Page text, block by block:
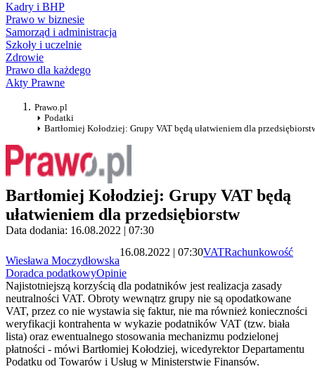
Kadry i BHP
Prawo w biznesie
Samorząd i administracja
Szkoły i uczelnie
Zdrowie
Prawo dla każdego
Akty Prawne
Prawo.pl
Podatki
Bartłomiej Kołodziej: Grupy VAT będą ułatwieniem dla
Bartłomiej Kołodziej: Grupy VAT będą
ułatwieniem dla przedsiębiorstw
Data dodania: 16.08.2022 | 07:30
Wiesława Moczydłowska
16.08.2022 | 07:30VATRachunkowość
Doradca podatkowyOpinie
Najistotniejszą korzyścią dla podatników jest realizacja zasady
neutralności VAT. Obroty wewnątrz grupy nie są opodatkowane
VAT, przez co nie wystawia się faktur, nie ma również konieczności
weryfikacji kontrahenta w wykazie podatników VAT (tzw. biała
lista) oraz ewentualnego stosowania mechanizmu podzielonej
płatności - mówi Bartłomiej Kołodziej, wicedyrektor Departamentu
Podatku od Towarów i Usług w Ministerstwie Finansów.